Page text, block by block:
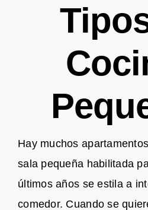
Hay muchos
sala pequeña habilitada
últimos años se estila a
comedor. Cuando se